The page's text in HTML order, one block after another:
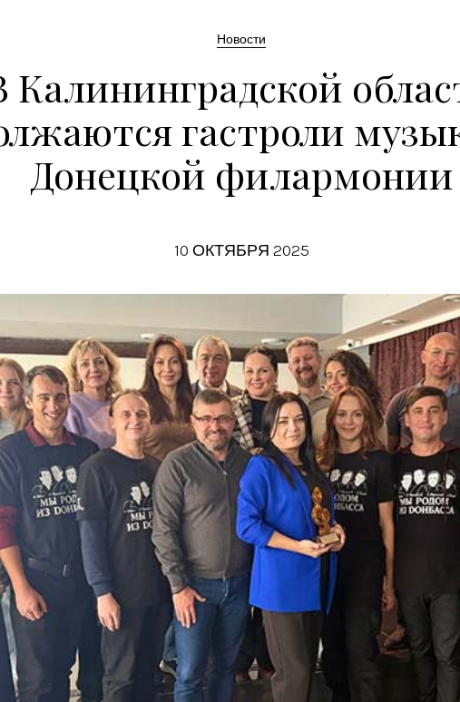
Новости
Калининградской
гастроли
Донецкой филармонии
10 ОКТЯБРЯ 2025